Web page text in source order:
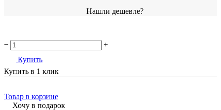
Нашли дешевле?
−
+
Купить
Купить в 1 клик
Товар в корзине
Хочу в подарок